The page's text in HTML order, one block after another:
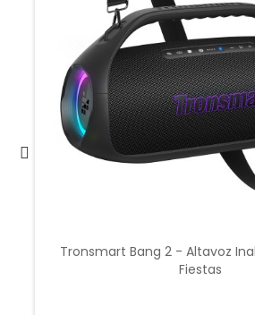
Tronsmart Bang 2 - Altavoz
Fiestas